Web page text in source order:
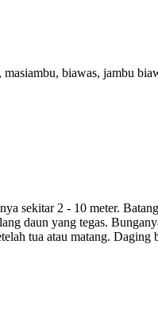
biawas, jambu
sekitar 2 - 10 meter.
daun yang tegas.
tua atau matang.